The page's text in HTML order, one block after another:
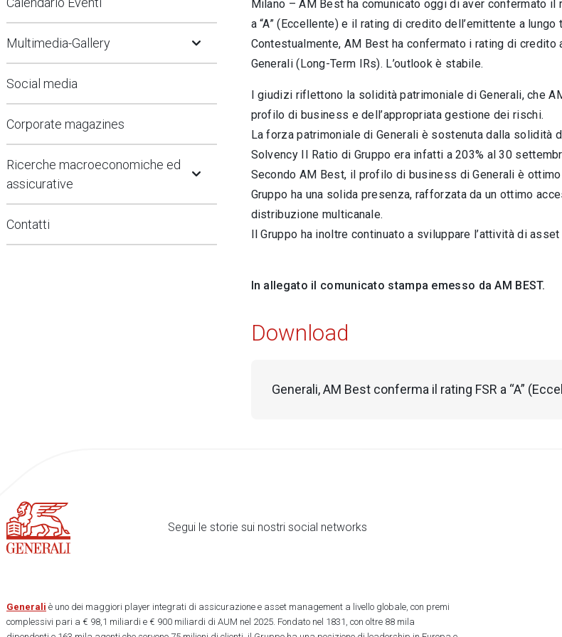
Multimedia-Gallery Open Submenu
Social media
Corporate magazines
Ricerche macroeconomiche ed
assicurative
Contatti
Milano – AM Best ha comunicato oggi di aver confermato
a “A” (Eccellente) e il rating di credito dell’emittente a lungo
Contestualmente, AM Best ha confermato i rating di
Generali (Long-Term IRs). L’outlook è stabile.
I giudizi riflettono la solidità patrimoniale di Generali, che
profilo di business e dell’appropriata gestione dei rischi.
La forza patrimoniale di Generali è sostenuta dalla
Solvency II Ratio di Gruppo era infatti a 203% al 30
Secondo AM Best, il profilo di business di Generali è
Gruppo ha una solida presenza, rafforzata da un ottimo
distribuzione multicanale.
Il Gruppo ha inoltre continuato a sviluppare l’attività di
In allegato il comunicato stampa emesso da AM BEST.
Download
Generali, AM Best conferma il rating FSR a “A”
Segui le storie sui nostri social networks
Generali è uno dei maggiori player integrati di assicurazione e asset management a livello globale, con premi
complessivi pari a € 98,1 miliardi e € 900 miliardi di AUM nel 2025. Fondato nel 1831, con oltre 88 mila